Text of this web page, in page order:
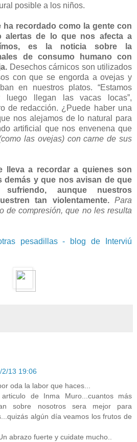
posible a los niños.
ha recordado como la gente con
alertas de lo que nos afecta a
es la noticia sobre la
de consumo humano con
Desechos cárnicos son utilizados
con que se engorda a ovejas y
en nuestros platos. “Estamos
llegan las vacas locas”,
de redacción. ¿Puede haber una
nos alejamos de lo natural para
artificial que nos envenena que
las ovejas) con carne de sus
lleva a recordar a quienes son
demás y que nos avisan de que
aunque nuestros
tan violentamente.
Para
de compresión, que no les resulta
pesadillas - blog de Interviú
2/13 19:06
oda la labor que haces...
de Inma Muro...cuantos más
sobre nosotros sera mejor para
algún día veamos los frutos de
abrazo fuerte y cuidate mucho..